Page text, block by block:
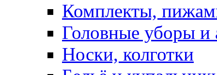
Комплекты,
Головные уборы и
Носки, колготки